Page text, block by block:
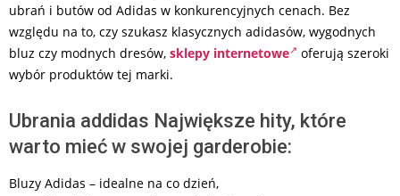
ubrań i butów od Adidas w konkurencyjnych cenach. Bez
względu na to, czy szukasz klasycznych adidasów, wygodnych
bluz czy modnych dresów, sklepy internetowe
oferują szeroki
wybór produktów tej marki.
Ubrania addidas Największe hity, które
warto mieć w swojej garderobie:
Bluzy Adidas – idealne na co dzień,